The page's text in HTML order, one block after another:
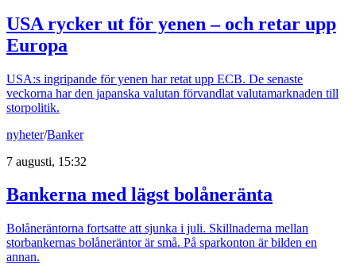
USA rycker ut för yenen – och retar upp
Europa
USA:s ingripande för yenen har retat upp ECB. De senaste
veckorna har den japanska valutan förvandlat valutamarknaden till
storpolitik.
nyheter/Banker
7 augusti, 15:32
Bankerna med lägst bolåneränta
Bolåneräntorna fortsatte att sjunka i juli. Skillnaderna mellan
storbankernas bolåneräntor är små. På sparkonton är bilden en
annan.